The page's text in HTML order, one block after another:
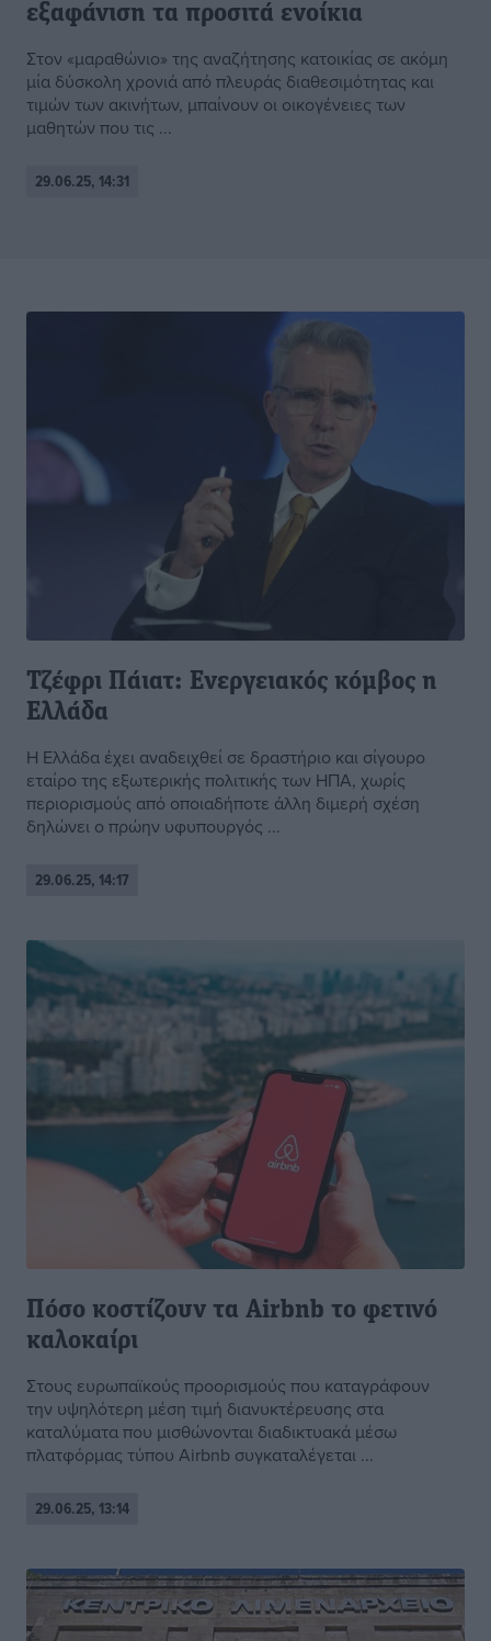
εξαφάνιση τα προσιτά ενοίκια
Στον «μαραθώνιο» της αναζήτησης κατοικίας σε ακόμη
μία δύσκολη χρονιά από πλευράς διαθεσιμότητας και
τιμών των ακινήτων, μπαίνουν οι οικογένειες των
μαθητών που τις ...
29.06.25, 14:31
Τζέφρι Πάιατ: Ενεργειακός κόμβος η
Ελλάδα
Η Ελλάδα έχει αναδειχθεί σε δραστήριο και σίγουρο
εταίρο της εξωτερικής πολιτικής των ΗΠΑ, χωρίς
περιορισμούς από οποιαδήποτε άλλη διμερή σχέση
δηλώνει ο πρώην υφυπουργός ...
29.06.25, 14:17
Πόσο κοστίζουν τα Airbnb το φετινό
καλοκαίρι
Στους ευρωπαϊκούς προορισμούς που καταγράφουν
την υψηλότερη μέση τιμή διανυκτέρευσης στα
καταλύματα που μισθώνονται διαδικτυακά μέσω
πλατφόρμας τύπου Airbnb συγκαταλέγεται ...
29.06.25, 13:14